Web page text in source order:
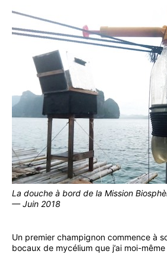
La douche à bord de la Mission
— Juin 2018
Un premier champignon commence à
bocaux de mycélium que j’ai moi-